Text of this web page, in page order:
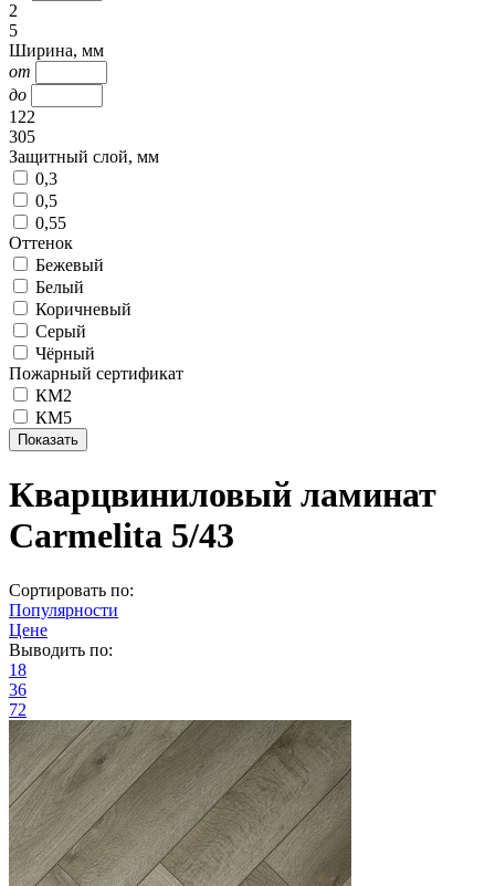
2
5
Ширина, мм
от
до
122
305
Защитный слой, мм
0,3
0,5
0,55
Оттенок
Бежевый
Белый
Коричневый
Серый
Чёрный
Пожарный сертификат
КМ2
КМ5
Кварцвиниловый ламинат
Carmelita 5/43
Сортировать по:
Популярности
Цене
Выводить по:
18
36
72